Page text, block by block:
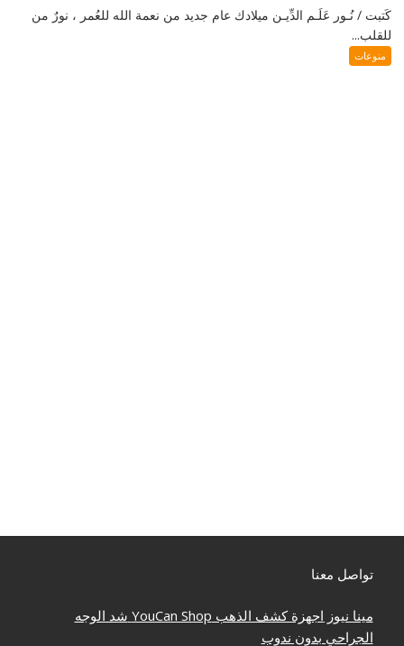
كَتبت / نُـور عَلَـم الدِّيـن ميلادك عام جديد من نعمة الله للعُمر ، نورٌ من
للقلب...
منوعات
تواصل معنا
مينا نيوز اجهزة كشف الذهب YouCan Shop شد الوجه
الجراحي بدون ندوب